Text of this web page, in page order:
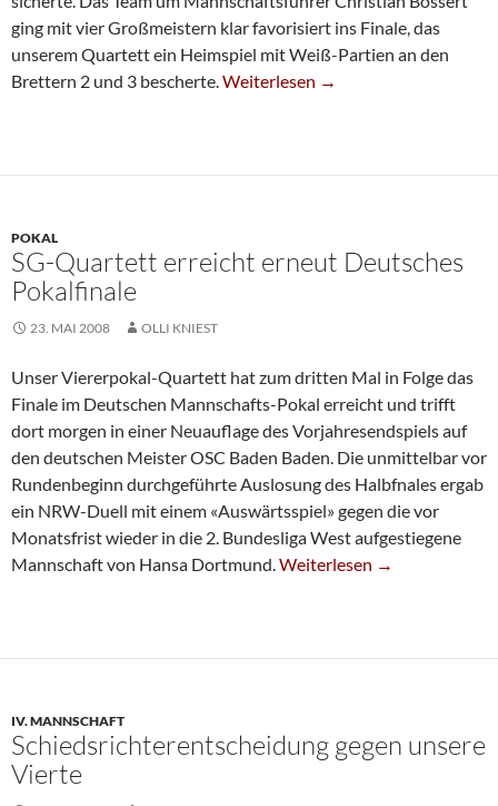
ging mit vier Großmeistern klar favorisiert ins Finale, das
unserem Quartett ein Heimspiel mit Weiß-Partien an den
Brettern 2 und 3 bescherte.Klare Niederlage Gegen Baden
Weiterlesen →
POKAL
SG-Quartett erreicht erneut Deutsches
Pokalfinale
23. MAI 2008 OLLI KNIEST
Unser Viererpokal-Quartett hat zum dritten Mal in Folge das
Finale im Deutschen Mannschafts-Pokal erreicht und trifft
dort morgen in einer Neuauflage des Vorjahresendspiels auf
den deutschen Meister OSC Baden Baden. Die unmittelbar vor
Rundenbeginn durchgeführte Auslosung des Halbfnales ergab
ein NRW-Duell mit einem «Auswärtsspiel» gegen die vor
Monatsfrist wieder in die 2. Bundesliga West aufgestiegene
Mannschaft von Hansa Dortmund.SG-Quartett Erreicht
Weiterlesen →
IV. MANNSCHAFT
Schiedsrichterentscheidung gegen unsere
Vierte